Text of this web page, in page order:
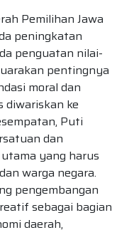
Pemilihan Jawa
peningkatan
penguatan nilai-
pentingnya
moral dan
diwariskan ke
Puti
dan
yang harus
warga negara.
pengembangan
sebagai bagian
daerah,